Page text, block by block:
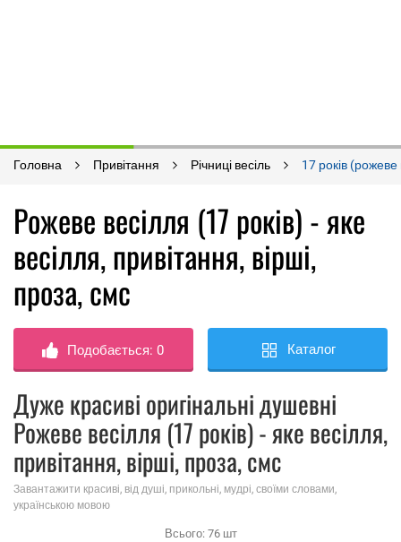
Головна Привітання Річниці весіль 17 років (рожеве
Рожеве весілля (17 років) - яке
весілля, привітання, вірші,
проза, смс
Подобається:0 Каталог
Дуже красиві оригінальні душевні
Рожеве весілля (17 років) - яке весілля,
привітання, вірші, проза, смс
Завантажити красиві, від душі, прикольні, мудрі, своїми словами,
українською мовою
Всього: 76шт